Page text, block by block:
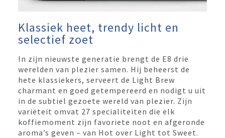
Klassiek heet, trendy licht en
selectief zoet
In zijn nieuwste generatie brengt de E8 drie
werelden van plezier samen. Hij beheerst de
hete klassiekers, serveert de Light Brew
charmant en goed getempereerd en nodigt u uit
in de subtiel gezoete wereld van plezier. Zijn
variëteit omvat 27 specialiteiten die elk
koffiemoment zijn favoriete noot en afgeronde
aroma’s geven – van Hot over Light tot Sweet.